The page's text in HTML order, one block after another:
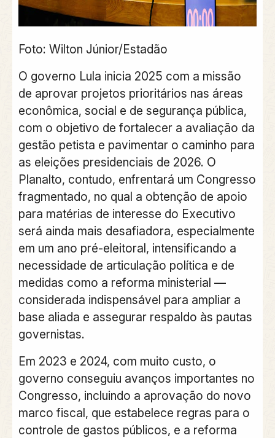
Foto: Wilton Júnior/Estadão
O governo Lula inicia 2025 com a missão
de aprovar projetos prioritários nas áreas
econômica, social e de segurança pública,
com o objetivo de fortalecer a avaliação da
gestão petista e pavimentar o caminho para
as eleições presidenciais de 2026. O
Planalto, contudo, enfrentará um Congresso
fragmentado, no qual a obtenção de apoio
para matérias de interesse do Executivo
será ainda mais desafiadora, especialmente
em um ano pré-eleitoral, intensificando a
necessidade de articulação política e de
medidas como a reforma ministerial —
considerada indispensável para ampliar a
base aliada e assegurar respaldo às pautas
governistas.
Em 2023 e 2024, com muito custo, o
governo conseguiu avanços importantes no
Congresso, incluindo a aprovação do novo
marco fiscal, que estabelece regras para o
controle de gastos públicos, e a reforma